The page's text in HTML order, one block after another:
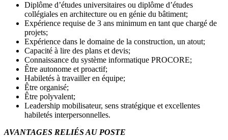
Diplôme d’études universitaires ou diplôme d’études
collégiales en architecture ou en génie du bâtiment;
Expérience requise de 3 ans minimum en tant que chargé de
projets;
Expérience dans le domaine de la construction, un atout;
Capacité à lire des plans et devis;
Connaissance du système informatique PROCORE;
Être autonome et proactif;
Habiletés à travailler en équipe;
Être organisé;
Être polyvalent;
Leadership mobilisateur, sens stratégique et excellentes
habiletés interpersonnelles.
AVANTAGES RELIÉS AU POSTE